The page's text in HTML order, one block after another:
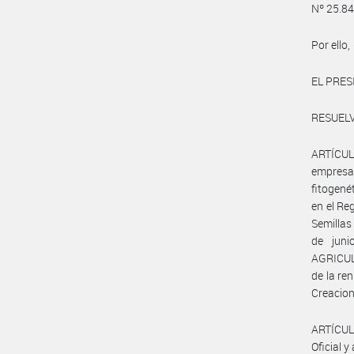
Nº
Por ello,
EL
en el
de
de la
Oficial y